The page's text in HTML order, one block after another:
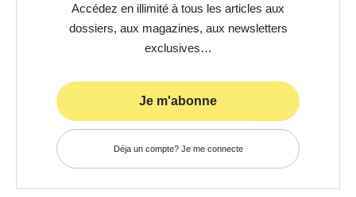
Accédez en illimité à tous les articles aux
dossiers, aux magazines, aux newsletters
exclusives…
Je m'abonne
Déja un compte? Je me connecte